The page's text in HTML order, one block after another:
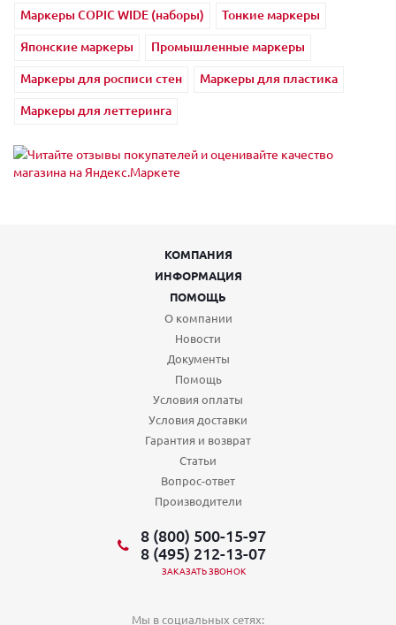
Маркеры COPIC WIDE (наборы)
Тонкие маркеры
Японские маркеры
Промышленные маркеры
Маркеры для росписи стен
Маркеры для пластика
Маркеры для леттеринга
КОМПАНИЯ
ИНФОРМАЦИЯ
ПОМОЩЬ
О компании
Новости
Документы
Помощь
Условия оплаты
Условия доставки
Гарантия и возврат
Статьи
Вопрос-ответ
Производители
8 (800) 500-15-97
8 (495) 212-13-07
ЗАКАЗАТЬ ЗВОНОК
Мы в социальных сетях: